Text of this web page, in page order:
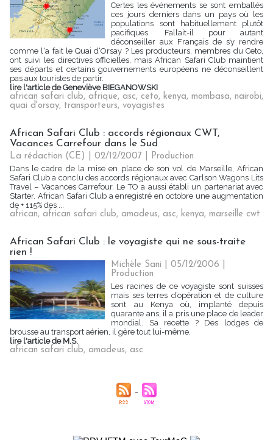
Certes les événements se sont emballés
ces jours derniers dans un pays où les
populations sont habituellement plutôt
pacifiques. Fallait-il pour autant
déconseiller aux Français de s’y rendre
comme l‘a fait le Quai d‘Orsay ? Les producteurs, membres du Ceto,
ont suivi les directives officielles, mais African Safari Club maintient
ses départs et certains gouvernements européens ne déconseillent
pas aux touristes de partir.
lire l'article de Geneviève BIEGANOWSKI
african safari club, afrique, asc, ceto, kenya, mombasa, nairobi,
quai d'orsay, transporteurs, voyagistes
African Safari Club : accords régionaux CWT,
Vacances Carrefour dans le Sud
La rédaction (CE) | 02/12/2007
Production
Dans le cadre de la mise en place de son vol de Marseille, African
Safari Club a conclu des accords régionaux avec Carlson Wagons Lits
Travel – Vacances Carrefour. Le TO a aussi établi un partenariat avec
Starter. African Safari Club a enregistré en octobre une augmentation
de + 115% des ...
african, african safari club, amadeus, asc, kenya, marseille cwt
African Safari Club : le voyagiste qui ne sous-traite
rien !
Michèle Sani | 05/12/2006
Production
Les racines de ce voyagiste sont suisses
mais ses terres d’opération et de culture
sont au Kenya où, implanté depuis
quarante ans, il a pris une place de leader
mondial. Sa recette ? Des lodges de
brousse au transport aérien, il gère tout lui-même.
lire l'article de M.S.
african safari club, amadeus, asc